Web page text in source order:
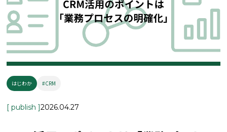
はじわか #CRM
[ publish ]2026.04.27